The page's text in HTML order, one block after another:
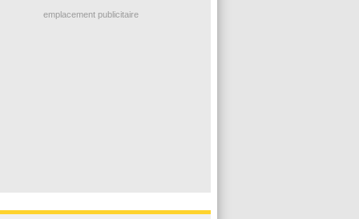
emplacement publicitaire